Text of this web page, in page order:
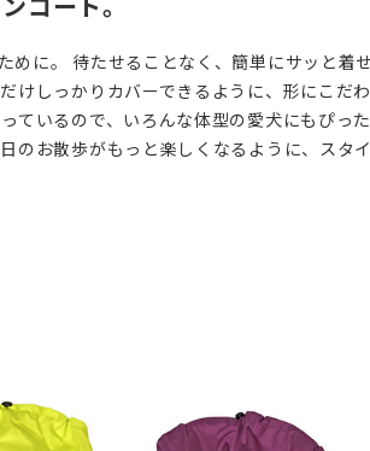
めに。 待たせることなく、簡単にサッと着
けしっかりカバーできるように、形にこだ
ているので、いろんな体型の愛犬にもぴっ
のお散歩がもっと楽しくなるように、スタ